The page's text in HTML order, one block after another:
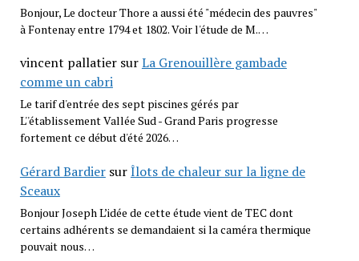
Bonjour, Le docteur Thore a aussi été "médecin des pauvres"
à Fontenay entre 1794 et 1802. Voir l'étude de M.…
vincent pallatiersurLa Grenouillère gambade
comme un cabri
Le tarif d'entrée des sept piscines gérés par
L''établissement Vallée Sud - Grand Paris progresse
fortement ce début d'été 2026…
Gérard BardiersurÎlots de chaleur sur la ligne de
Sceaux
Bonjour Joseph L’idée de cette étude vient de TEC dont
certains adhérents se demandaient si la caméra thermique
pouvait nous…